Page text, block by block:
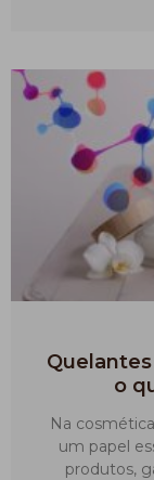
o
Na
um papel
produtos,